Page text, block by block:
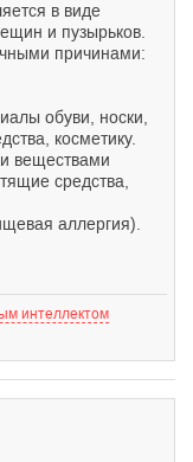
в виде
и пузырьков.
причинами:
обуви, носки,
косметику.
веществами
средства,
аллергия).
интеллектом